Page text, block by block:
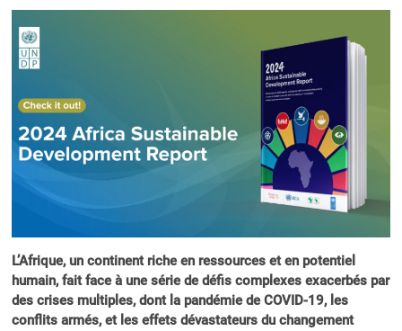
L’Afrique, un continent riche en ressources et en potentiel
humain, fait face à une série de défis complexes exacerbés par
des crises multiples, dont la pandémie de COVID-19, les
conflits armés, et les effets dévastateurs du changement